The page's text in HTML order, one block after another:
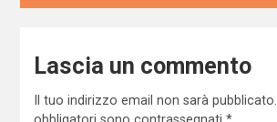
Lascia un commento
Il tuo indirizzo email non sarà pubblicato.